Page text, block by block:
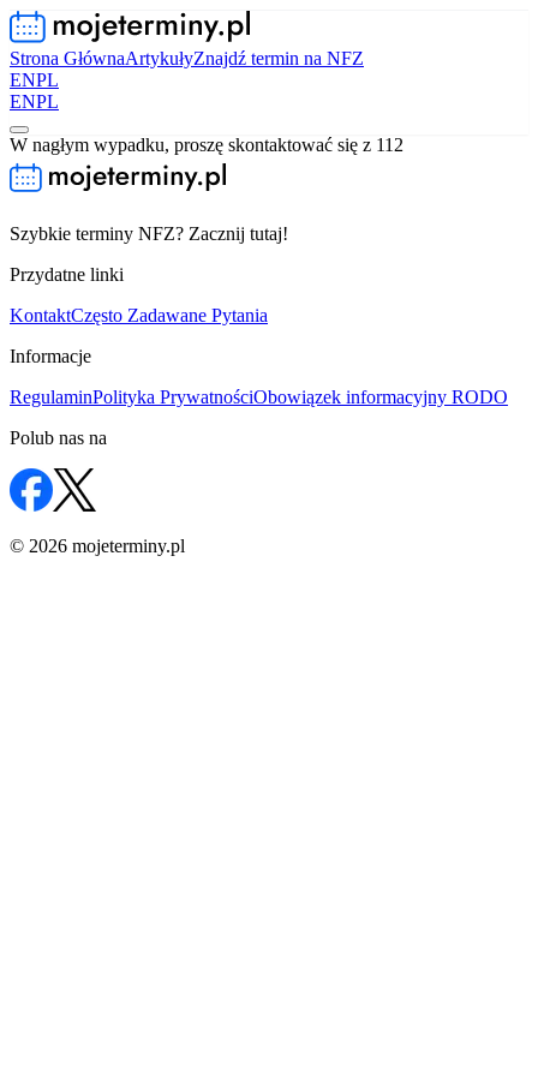
Strona GłównaArtykułyZnajdź termin na NFZ
ENPL
ENPL
W nagłym wypadku, proszę skontaktować się z 112
Szybkie terminy NFZ? Zacznij tutaj!
Przydatne linki
KontaktCzęsto Zadawane Pytania
Informacje
RegulaminPolityka PrywatnościObowiązek informacyjny RODO
Polub nas na
© 2026 mojeterminy.pl